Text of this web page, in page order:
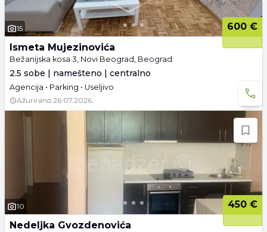
15
600 €
Ismeta Mujezinovića
Bežanijska kosa 3, Novi Beograd, Beograd
2.5 sobe | namešteno | centralno
Agencija • Parking • Useljivo
Ažurirano 26.07.2026.
10
450 €
Nedeljka Gvozdenovića